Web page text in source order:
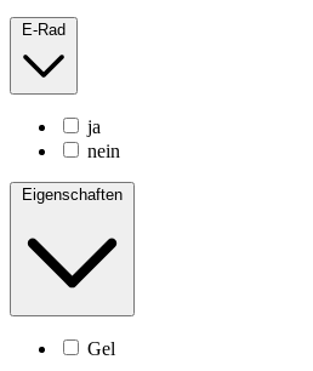
E-Rad
ja
nein
Eigenschaften
Gel